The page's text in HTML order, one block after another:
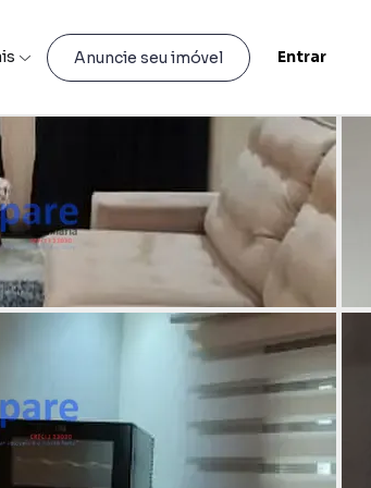
Anuncie seu imóvel Entrar